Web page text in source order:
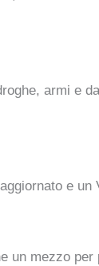
armi e
e
mezzo